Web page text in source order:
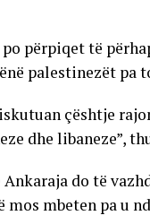
përpiqet të
palestinezët pa
çështje
dhe libaneze”,
do të
mbeten pa u